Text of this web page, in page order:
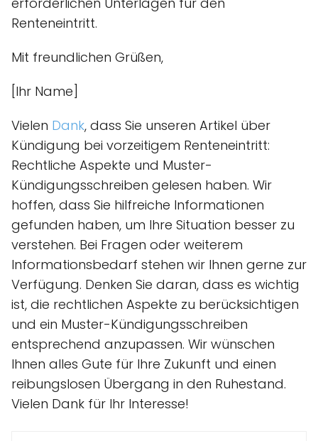
Renteneintritt.
Mit freundlichen Grüßen,
[Ihr Name]
Vielen Dank, dass Sie unseren Artikel über
Kündigung bei vorzeitigem Renteneintritt:
Rechtliche Aspekte und Muster-
Kündigungsschreiben gelesen haben. Wir
hoffen, dass Sie hilfreiche Informationen
gefunden haben, um Ihre Situation besser zu
verstehen. Bei Fragen oder weiterem
Informationsbedarf stehen wir Ihnen gerne zur
Verfügung. Denken Sie daran, dass es wichtig
ist, die rechtlichen Aspekte zu berücksichtigen
und ein Muster-Kündigungsschreiben
entsprechend anzupassen. Wir wünschen
Ihnen alles Gute für Ihre Zukunft und einen
reibungslosen Übergang in den Ruhestand.
Vielen Dank für Ihr Interesse!